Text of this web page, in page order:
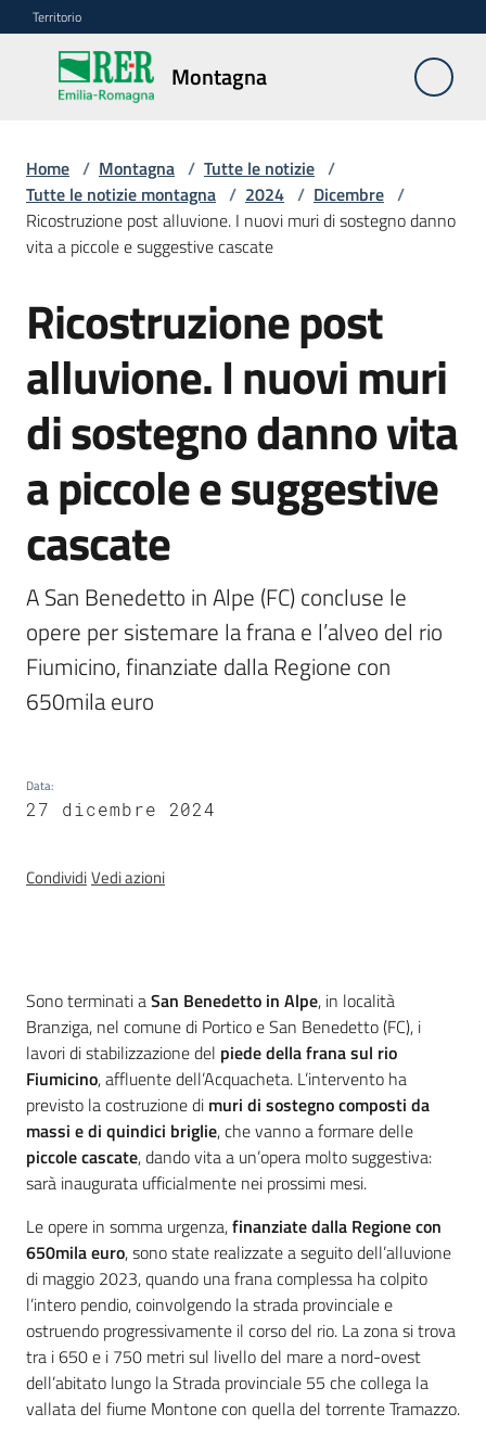
Vai al contenuto
Vai alla navigazione
Vai al footer
Territorio
Montagna
Montagna
Vivere
e
lavorare
Infrastrutture
sicurezza
del
territorio
Programmi
e
risorse
Seguici
su
Novità
Servizi
Leggi Atti Bandi
Piani Programmi
Progetti
Home / Montagna / Tutte le notizie /
Tutte le notizie montagna / 2024 / Dicembre /
Ricostruzione post alluvione. I nuovi muri di sostegno danno
vita a piccole e suggestive cascate
Salta al contenuto
Ricostruzione post
alluvione. I nuovi muri
di sostegno danno vita
a piccole e suggestive
cascate
A San Benedetto in Alpe (FC) concluse le
opere per sistemare la frana e l’alveo del rio
Fiumicino, finanziate dalla Regione con
650mila euro
Data:
27 dicembre 2024
CondividiVedi azioni
Introduzione
Sono terminati aSan Benedetto in Alpe, in località
Branziga, nel comune di Portico e San Benedetto (FC), i
lavori di stabilizzazione del piede della frana sul rio
Fiumicino, affluente dell’Acquacheta. L’intervento ha
previsto la costruzione di muri di sostegno composti da
massi e di quindici briglie, che vanno a formare delle
piccole cascate, dando vita a un’opera molto suggestiva:
sarà inaugurata ufficialmente nei prossimi mesi.
Le opere in somma urgenza,finanziate dalla Regione con
650mila euro, sono state realizzate a seguito dell’alluvione
di maggio 2023, quando una frana complessa ha colpito
l’intero pendio, coinvolgendo la strada provinciale e
ostruendo progressivamente il corso del rio. La zona si trova
tra i 650 e i 750 metri sul livello del mare a nord-ovest
dell’abitato lungo la Strada provinciale 55 che collega la
vallata del fiume Montone con quella del torrente Tramazzo.